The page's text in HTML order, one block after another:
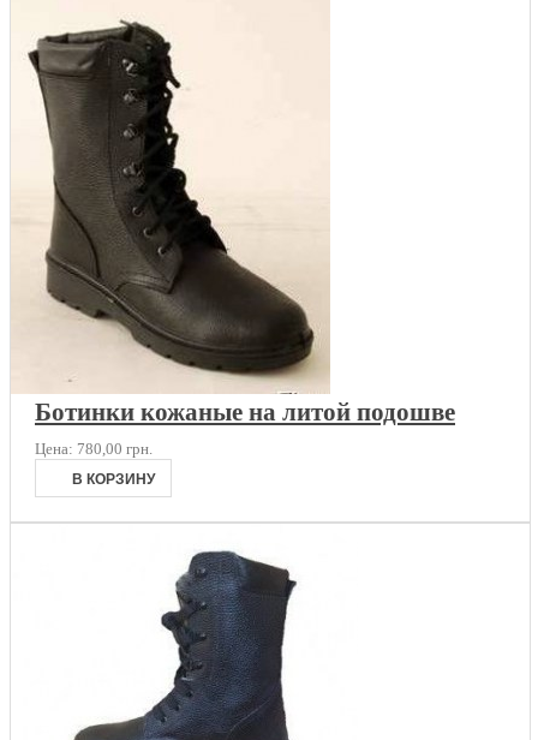
Ботинки кожаные на литой подошве
Цена: 780,00 грн.